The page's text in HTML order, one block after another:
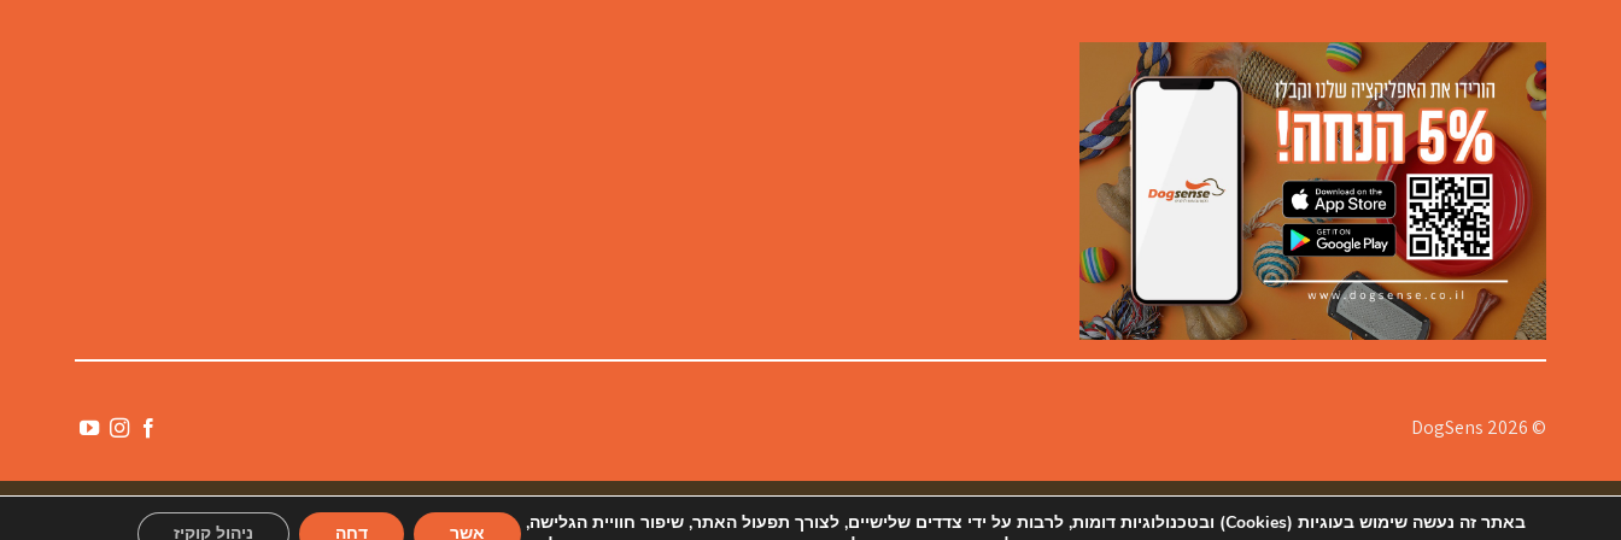
© 2026 DogSens
באתר זה נעשה שימוש בעוגיות (Cookies) ובטכנולוגיות דומות, לרבות על ידי צדדים שלישיים, לצורך תפעול האתר, שיפור חוויית הגלישה,
אשר דחה ניהול קוקיז